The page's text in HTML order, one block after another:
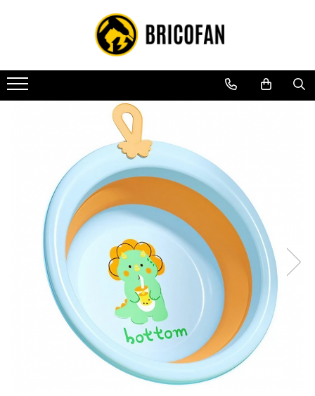
Toate Produsele
Vehicule electrice
Atv
Masini electrice
Motocross
Piese de schimb vehicule electrice
Scutere electrice
Scutere pe benzina
Tricicluri cargo fara permis
Tricicluri persoane
Trotinete electrice
Biciclete, trotinete, triciclete
Biciclete electrice